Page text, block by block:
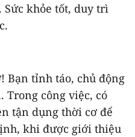
Sức khỏe tốt, duy trì
Bạn tỉnh táo, chủ động
Trong công việc, có
tận dụng thời cơ để
khi được giới thiệu